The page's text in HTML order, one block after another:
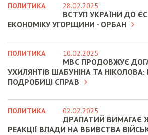
ПОЛИТИКА 28.02.2025
ВСТУП УКРАЇНИ ДО
ЕКОНОМІКУ УГОРЩИНИ - ОРБАН
ПОЛИТИКА 10.02.2025
МВС ПРОДОВЖУЄ
УХИЛЯНТІВ ШАБУНІНА ТА НІКОЛОВА:
ПОДРОБИЦІ СПРАВ
ПОЛИТИКА 02.02.2025
ДРАПАТИЙ ВИМАГАЄ
РЕАКЦІЇ ВЛАДИ НА ВБИВСТВА